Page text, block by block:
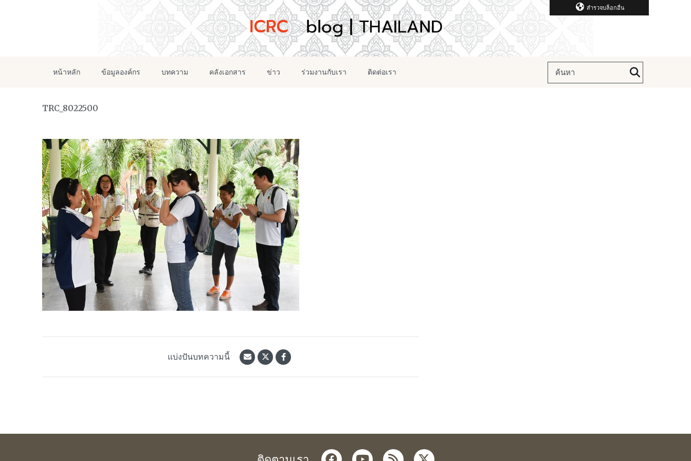
สำรวจบล็อกอื่น
หน้าหลัก ข้อมูลองค์กร บทความ คลังเอกสาร ข่าว ร่วมงานกับเรา ติดต่อเรา
TRC_8022500
แบ่งปันบทความนี้
facebookyoutube
rss twitter